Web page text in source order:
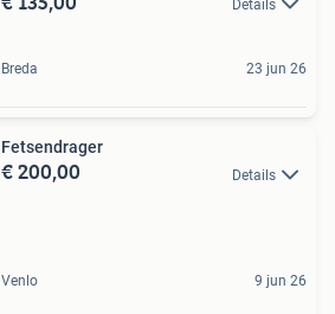
Details
Breda 23 jun 26
Fetsendrager
€ 200,00 Details
Venlo 9 jun 26